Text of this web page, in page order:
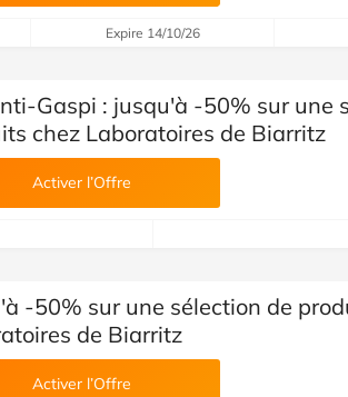
Expire 14/10/26
Gaspi : jusqu'à -50% sur une
chez Laboratoires de Biarritz
Activer l’Offre
-50% sur une sélection de
de Biarritz
Activer l’Offre